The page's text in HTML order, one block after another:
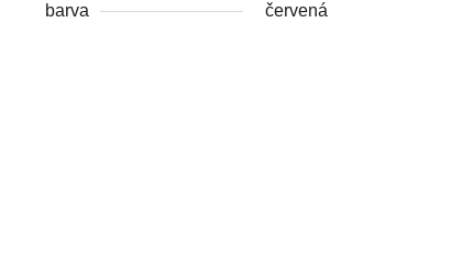
barva
červená